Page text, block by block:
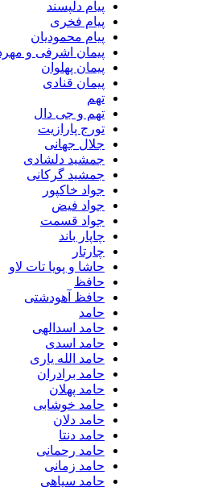
پیام دلپسند
پیام فخری
پیام محمودیان
پیمان اشرفی و مهرداد قیمنی
پیمان پهلوان
پیمان قنادی
تهم و جی دال
تورج پارازیت
جلال جهانی
جمشید دلشادی
جمشید گرکانی
جواد خاکپور
جواد فیض
جواد قسمت
چاپار باند
حاشا و پویا تات لاو
حافظ آهودشتی
حامد اسدالهی
حامد اسدی
حامد الله یاری
حامد برادران
حامد پهلان
حامد خوشابی
حامد دلان
حامد دنتا
حامد رحمانی
حامد زمانی
حامد سیاهی